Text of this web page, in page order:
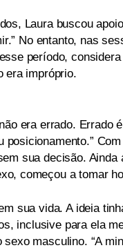
Laura buscou
No entanto, nas
período,
era impróprio.
era errado. Errado
sua decisão. Ainda
começou a tomar
sua vida. A ideia
inclusive para ela
masculino. “A